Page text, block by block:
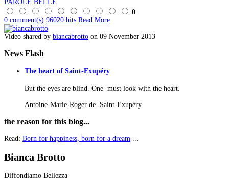
PAROLE BELLE
0
0 comment(s) 96020 hits Read More
Video shared by biancabrotto on 09 November 2013
News Flash
The heart of Saint-Exupéry
But the eyes are blind. One must look with the heart.
Antoine-Marie-Roger de Saint-Exupéry
the reason for this blog...
Read: Born for happiness, born for a dream
Bianca Brotto
Diffondiamo Bellezza